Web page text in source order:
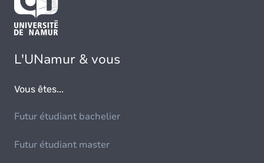
L'UNamur & vous
Vous êtes...
Futur étudiant bachelier
Futur étudiant master